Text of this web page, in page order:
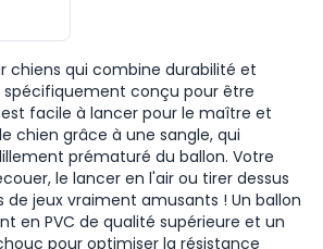
chiens qui combine durabilité et
conçu pour être
est facile à lancer pour le maître et
chien grâce à une sangle, qui
prématuré du ballon. Votre
le lancer en l'air ou tirer dessus
jeux vraiment amusants ! Un ballon
en PVC de qualité supérieure et un
pour optimiser la résistance